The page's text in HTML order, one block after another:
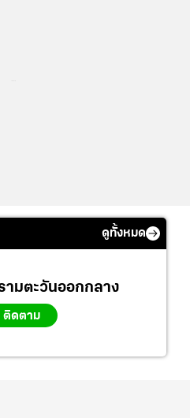
ดูทั้งหมด
ามตะวันออกกลาง
ติดตาม